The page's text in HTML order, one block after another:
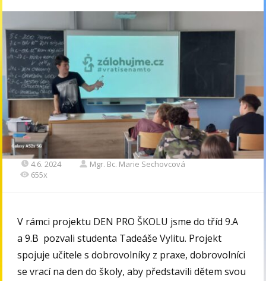
4.6. 2024
Mgr. Bc. Marie Sechovcová
655x
V rámci projektu DEN PRO ŠKOLU jsme do tříd 9.A
a 9.B pozvali studenta Tadeáše Vylitu. Projekt
spojuje učitele s dobrovolníky z praxe, dobrovolníci
se vrací na den do školy, aby představili dětem svou